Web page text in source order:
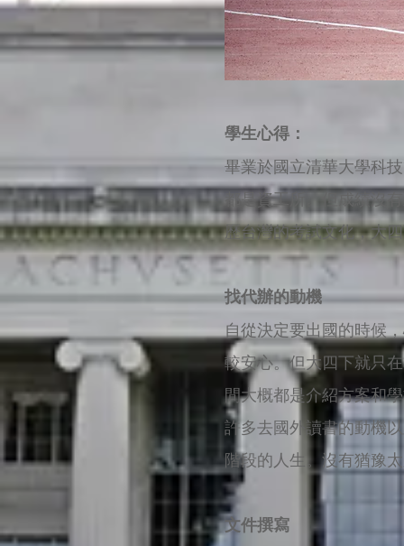
學生心得：
畢業於國立清華大學科
都是資工所。但成績沒
歷台灣的考試文化，大
找代辦的動機
自從決定要出國的時候
較安心。但大四下就只
間大概都是介紹方案和
許多去國外讀書的動機
階段的人生。沒有猶豫
文件撰寫